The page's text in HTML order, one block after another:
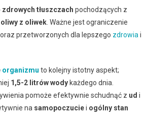
zdrowych tłuszczach pochodzących z
oliwy z oliwek. Ważne jest ograniczenie
przetworzonych dla lepszego zdrowia i
organizmu to kolejny istotny aspekt;
1,5-2 litrów wodykażdego dnia.
pomoże efektywnie schudnąć z ud i
na samopoczuciei ogólny stan